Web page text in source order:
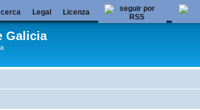
Galicia
Legal Licenza